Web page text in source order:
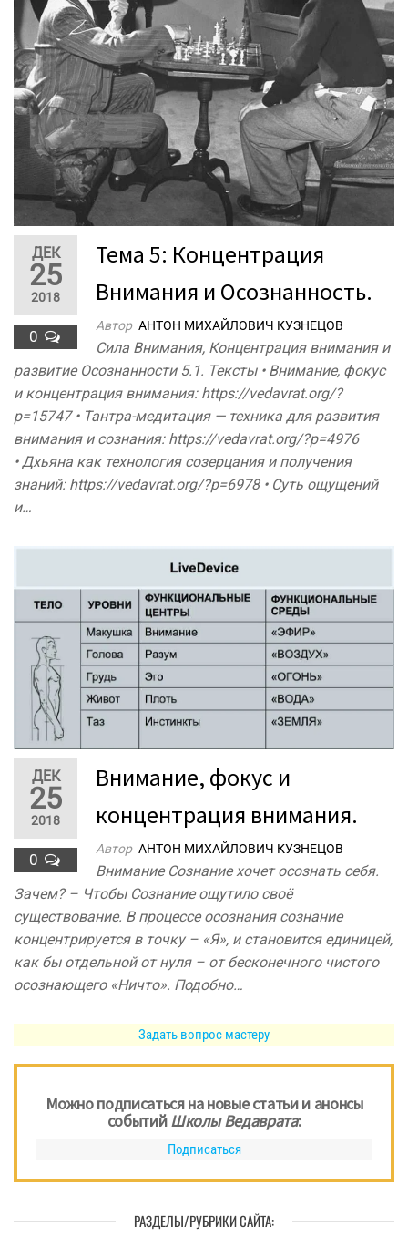
ДЕК
25
2018
0
Тема 5: Концентрация
Внимания и Осознанность.
Автор АНТОН МИХАЙЛОВИЧ КУЗНЕЦОВ
Сила Внимания, Концентрация внимания и
развитие Осознанности 5.1. Тексты • Внимание, фокус
и концентрация внимания: https://vedavrat.org/?
p=15747 • Тантра-медитация — техника для развития
внимания и сознания: https://vedavrat.org/?p=4976
• Дхьяна как технология созерцания и получения
знаний: https://vedavrat.org/?p=6978 • Суть ощущений
и…
ДЕК
25
2018
0
Внимание, фокус и
концентрация внимания.
Автор АНТОН МИХАЙЛОВИЧ КУЗНЕЦОВ
Внимание Сознание хочет осознать себя.
Зачем? – Чтобы Сознание ощутило своё
существование. В процессе осознания сознание
концентрируется в точку – «Я», и становится единицей,
как бы отдельной от нуля – от бесконечного чистого
осознающего «Ничто». Подобно…
Задать вопрос мастеру
Можно подписаться на новые статьи и анонсы
событийШколы Ведаврата:
Подписаться
РАЗДЕЛЫ/РУБРИКИ САЙТА: